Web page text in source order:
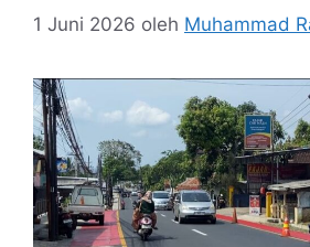
1 Juni 2026 oleh Muhammad